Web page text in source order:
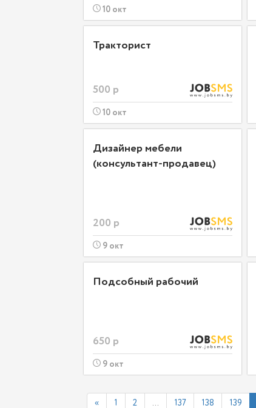
10 окт
Тракторист
500 р
10 окт
Дизайнер мебели
(консультант-продавец)
200 р
9 окт
Подсобный рабочий
650 р
9 окт
« 1 2 ... 137 138 139